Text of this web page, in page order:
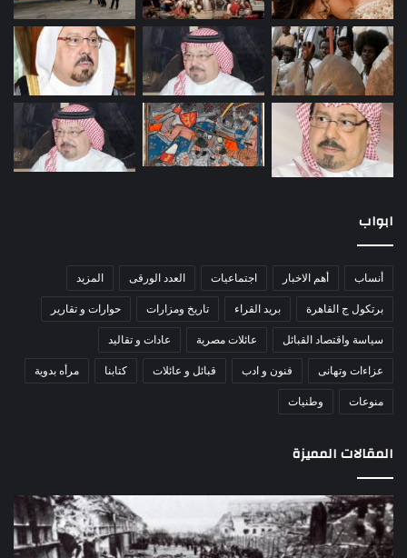
ابواب
أنساب أهم الاخبار اجتماعيات العدد الورقى المزيد
برتكول ج القاهرة بريد القراء تاريخ ومزارات حوارات و تقارير
سياسة واقتصاد القبائل عائلات مصرية عادات و تقاليد
عزاءات وتهانى فنون و ادب قبائل و عائلات كتابنا مرأه بدوية
منوعات وطنيات
المقالات المميزة
مذبحة
اللد..
القصة